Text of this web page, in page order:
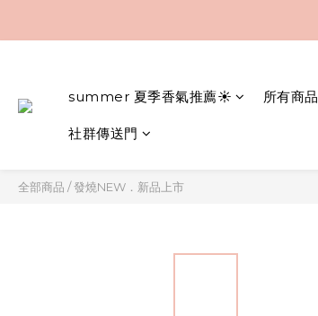
summer 夏季香氣推薦☀️ 所有商品
社群傳送門
全部商品 /發燒NEW．新品上市